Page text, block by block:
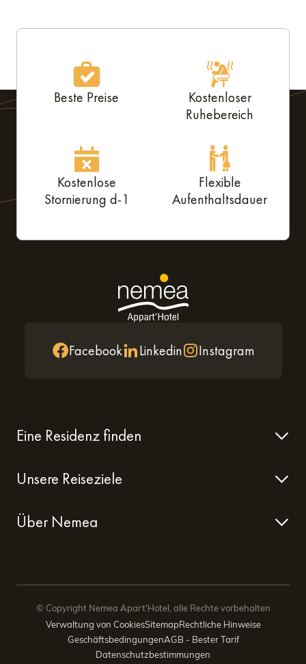
Beste Preise
Kostenloser
Ruhebereich
Kostenlose
Stornierung d-1
Flexible
Aufenthaltsdauer
Facebook Linkedin Instagram
Eine Residenz finden
Unsere Reiseziele
Über Nemea
© Copyright Nemea Apart'Hotel, alle Rechte vorbehalten
Verwaltung von CookiesSitemapRechtliche Hinweise
GeschäftsbedingungenAGB - Bester Tarif
Datenschutzbestimmungen